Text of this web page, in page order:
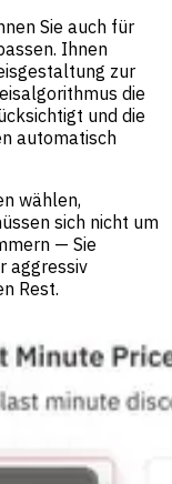
Sie auch für
Ihnen
zur
die
und die
automatisch
wählen,
sich nicht um
— Sie
aggressiv
Rest.